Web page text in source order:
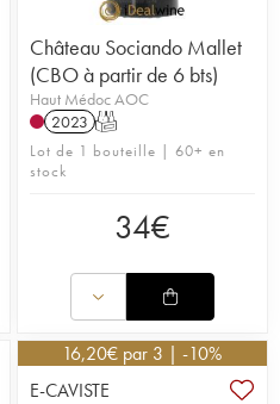
Château Sociando Mallet
(CBO à partir de 6 bts)
Haut Médoc AOC
2023 T
Lot de 1 bouteille | 60+ en
stock
34€
16,20€ par 3 | -10%
E-CAVISTE